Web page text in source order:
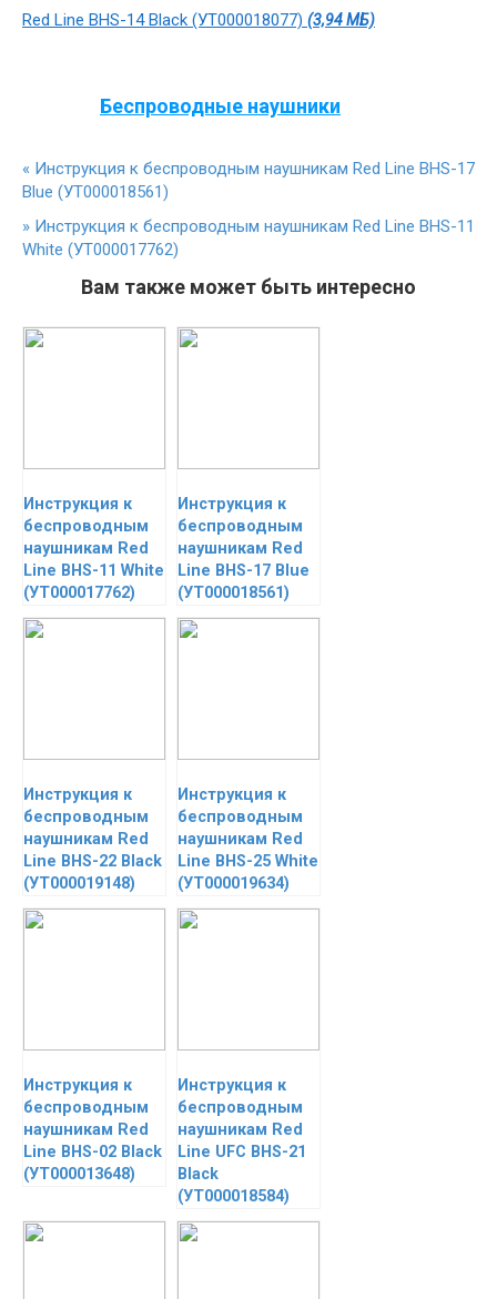
Red Line BHS-14 Black (УТ000018077) (3,94 МБ)
Беспроводные наушники
« Инструкция к беспроводным наушникам Red Line BHS-17
Blue (УТ000018561)
» Инструкция к беспроводным наушникам Red Line BHS-11
White (УТ000017762)
Вам также может быть интересно
Инструкция к
беспроводным
наушникам Red
Line BHS-11 White
(УТ000017762)
Инструкция к
беспроводным
наушникам Red
Line BHS-17 Blue
(УТ000018561)
Инструкция к
беспроводным
наушникам Red
Line BHS-22 Black
(УТ000019148)
Инструкция к
беспроводным
наушникам Red
Line BHS-25 White
(УТ000019634)
Инструкция к
беспроводным
наушникам Red
Line BHS-02 Black
(УТ000013648)
Инструкция к
беспроводным
наушникам Red
Line UFC BHS-21
Black
(УТ000018584)